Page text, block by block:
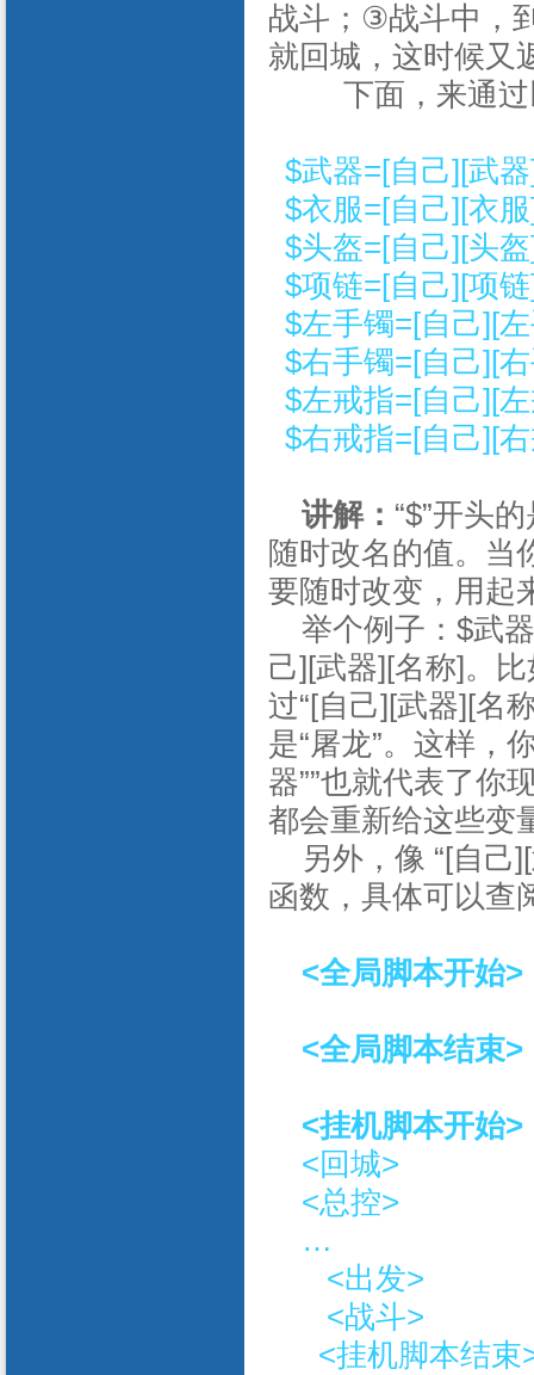
战斗； ③战斗中，
就回城，这时候又
下面，来通
$武器=[自己][武器
$衣服=[自己][衣服
$头盔=[自己][头盔
$项链=[自己][项链
$左手镯=[自己][
$右手镯=[自己][
$左戒指=[自己][
$右戒指=[自己][
讲解： “$”开头
随时改名的值。当
要随时改变，用起
举个例子： $武
己][武器][名称] 。
过“[自己][武器][名
是“屠龙”。这样，
器””也就代表了你
都会重新给这些变
另外，像 “[自己][
函数，具体可以查
<全局脚本开始>
<全局脚本结束>
<挂机脚本开始>
<回城>
<总控>
…
<出发>
<战斗>
<挂机脚本结束